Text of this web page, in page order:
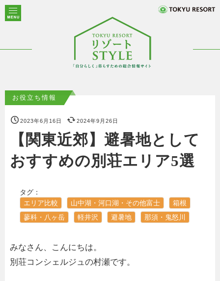
2023年6月16日 2024年9月26日
【関東近郊】避暑地として
おすすめの別荘エリア5選
タグ：
エリア比較
山中湖・河口湖・その他富士
箱根
蓼科・八ヶ岳
軽井沢 避暑地 那須・鬼怒川
お役立ち情報
みなさん、こんにちは。
別荘コンシェルジュの村瀬です。